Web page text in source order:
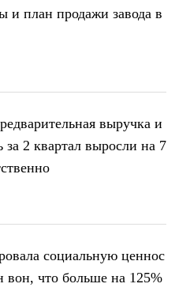
и план продажи завода в
выручка и
2 квартал выросли на 7
социальную ценнос
вон, что больше на 125%